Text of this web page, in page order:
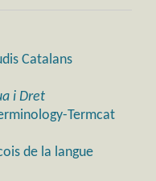
Catalans
i Dret
Termcat
de la langue